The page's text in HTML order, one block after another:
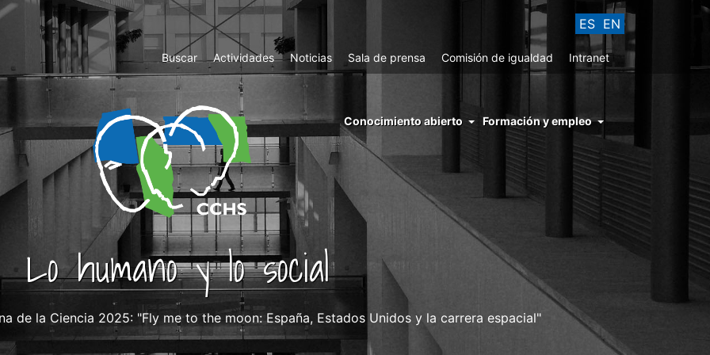
ES EN
Top
Menu
Buscar Actividades Noticias Sala de prensa Comisión de igualdad Intranet
menu
right
cchs
conocimiento
abierto
Conocimiento abierto Formación y empleo
Lo humano y lo social
de la Ciencia 2025: "Fly me to the moon: España, Estados Unidos y la carrera espacial"